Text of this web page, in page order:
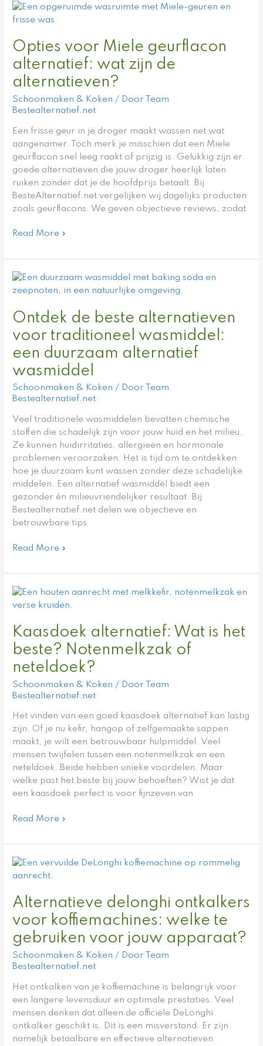
Opties voor Miele geurflacon
alternatief: wat zijn de
alternatieven?
Schoonmaken & Koken / Door
Team
Bestealternatief.net
Een frisse geur in je droger maakt wassen net wat
aangenamer. Toch merk je misschien dat een Miele
geurflacon snel leeg raakt of prijzig is. Gelukkig zijn er
goede alternatieven die jouw droger heerlijk laten
ruiken zonder dat je de hoofdprijs betaalt. Bij
BesteAlternatief.net vergelijken wij dagelijks producten
zoals geurflacons. We geven objectieve reviews, zodat
Opties
voor
geurflacon
alternatief:
wat
zijn
de
alternatieven?
Read More »
Ontdek de beste alternatieven
voor traditioneel wasmiddel:
een duurzaam alternatief
wasmiddel
Schoonmaken & Koken / Door Team
Bestealternatief.net
Veel traditionele wasmiddelen bevatten chemische
stoffen die schadelijk zijn voor jouw huid en het milieu.
Ze kunnen huidirritaties, allergieën en hormonale
problemen veroorzaken. Het is tijd om te ontdekken
hoe je duurzaam kunt wassen zonder deze schadelijke
middelen. Een alternatief wasmiddel biedt een
gezonder én milieuvriendelijker resultaat. Bij
Bestealternatief.net delen we objectieve en
betrouwbare tips
Ontdek
de
alternatieven
traditioneel
wasmiddel:
een
alternatief
Read More »
Kaasdoek alternatief: Wat is het
beste? Notenmelkzak of
neteldoek?
Schoonmaken & Koken / Door
Team
Bestealternatief.net
Het vinden van een goed kaasdoek alternatief kan lastig
zijn. Of je nu kefir, hangop of zelfgemaakte sappen
maakt, je wilt een betrouwbaar hulpmiddel. Veel
mensen twijfelen tussen een notenmelkzak en een
neteldoek. Beide hebben unieke voordelen. Maar
welke past het beste bij jouw behoeften? Wist je dat
een kaasdoek perfect is voor fijnzeven van
Kaasdoek
alternatief:
is
het
beste?
Notenmelkzak
of
neteldoek?
Read More »
Alternatieve delonghi ontkalkers
voor koffiemachines: welke te
gebruiken voor jouw apparaat?
Schoonmaken & Koken / Door
Team
Bestealternatief.net
Het ontkalken van je koffiemachine is belangrijk voor
een langere levensduur en optimale prestaties. Veel
mensen denken dat alleen de officiële DeLonghi
ontkalker geschikt is. Dit is een misverstand. Er zijn
namelijk betaalbare en effectieve alternatieven
Alternatieve
delonghi
voor
koffiemachines:
welke
te
gebruiken
voor
apparaat?